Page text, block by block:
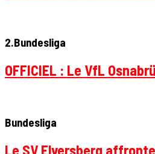
2.Bundesliga
OFFICIEL : Le VfL
Bundesliga
Le SV Elversberg